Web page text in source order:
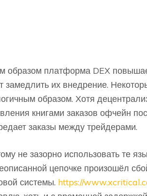
образом платформа DEX
замедлить их внедрение.
образом. Хотя
книгами заказов офчейн
заказы между трейдерами.
не зазорно использовать те
цепочке произошёл
системы. https://